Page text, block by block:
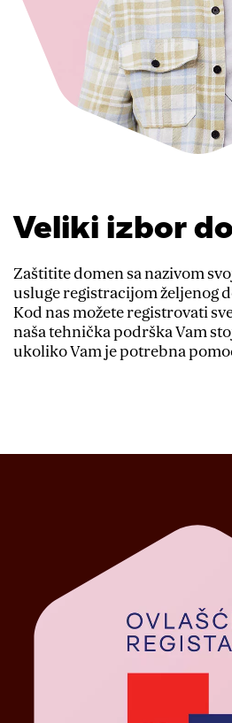
Veliki izbor
Zaštitite domen sa nazivom
usluge registracijom željenog
Kod nas možete registrovati
naša tehnička podrška Vam
ukoliko Vam je potrebna